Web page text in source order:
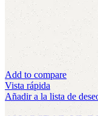
Add to compare
Vista rápida
Añadir a la lista de